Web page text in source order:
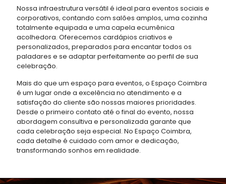
Nossa infraestrutura versátil é ideal para eventos sociais e
corporativos, contando com salões amplos, uma cozinha
totalmente equipada e uma capela ecumênica
acolhedora. Oferecemos cardápios criativos e
personalizados, preparados para encantar todos os
paladares e se adaptar perfeitamente ao perfil de sua
celebração.
Mais do que um espaço para eventos, o Espaço Coimbra
é um lugar onde a excelência no atendimento e a
satisfação do cliente são nossas maiores prioridades.
Desde o primeiro contato até o final do evento, nossa
abordagem consultiva e personalizada garante que
cada celebração seja especial. No Espaço Coimbra,
cada detalhe é cuidado com amor e dedicação,
transformando sonhos em realidade.